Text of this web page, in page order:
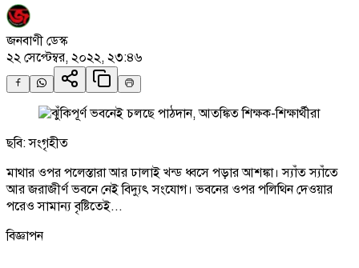
জনবাণী ডেস্ক
২২ সেপ্টেম্বর, ২০২২, ২৩:৪৬
ছবি: সংগৃহীত
মাথার ওপর পলেস্তারা আর ঢালাই খন্ড ধ্বসে পড়ার আশঙ্কা। স্যাঁত স্যাঁতে
আর জরাজীর্ণ ভবনে নেই বিদ্যুৎ সংযোগ। ভবনের ওপর পলিথিন দেওয়ার
পরেও সামান্য বৃষ্টিতেই...
বিজ্ঞাপন